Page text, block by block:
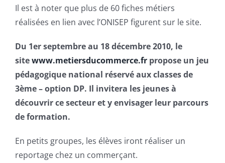
Il est à noter que plus de 60 fiches métiers
réalisées en lien avec l’ONISEP figurent sur le site.
Du 1er septembre au 18 décembre 2010, le
sitewww.metiersducommerce.fr propose un jeu
pédagogique national réservé aux classes de
3ème – option DP. Il invitera les jeunes à
découvrir ce secteur et y envisager leur parcours
de formation.
En petits groupes, les élèves iront réaliser un
reportage chez un commerçant.